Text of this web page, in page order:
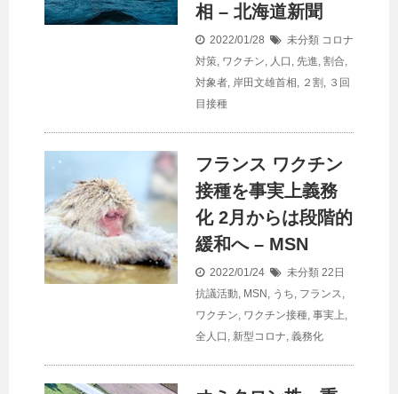
相 – 北海道新聞
2022/01/28 未分類 コロナ
対策, ワクチン, 人口 , 先進, 割合,
対象者, 岸田文雄首相, ２割 , ３回
目接種
フランス ワクチン
接種を事実上義務
化 2月からは段階的
緩和へ – MSN
2022/01/24 未分類 22日
抗議活動, MSN , うち, フランス,
ワクチン, ワクチン接種, 事実上,
全人口 , 新型コロナ, 義務化